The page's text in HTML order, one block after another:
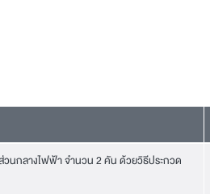
วนกลางไฟฟ้า จำนวน 2 คัน ด้วยวิธีประกวด